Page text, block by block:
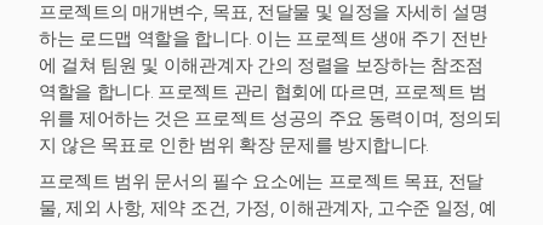
프로젝트의 매개변수, 목표, 전달물 및 일정을 자세히 설명
하는 로드맵 역할을 합니다. 이는 프로젝트 생애 주기 전반
에 걸쳐 팀원 및 이해관계자 간의 정렬을 보장하는 참조점
역할을 합니다. 프로젝트 관리 협회에 따르면, 프로젝트 범
위를 제어하는 것은 프로젝트 성공의 주요 동력이며, 정의되
지 않은 목표로 인한 범위 확장 문제를 방지합니다.
프로젝트 범위 문서의 필수 요소에는 프로젝트 목표, 전달
물, 제외 사항, 제약 조건, 가정, 이해관계자, 고수준 일정, 예